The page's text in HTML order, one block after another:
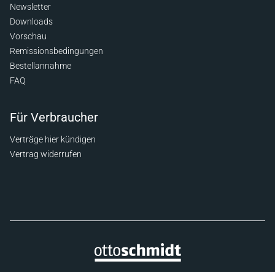
Newsletter
Downloads
Vorschau
Remissionsbedingungen
Bestellannahme
FAQ
Für Verbraucher
Verträge hier kündigen
Vertrag widerrufen